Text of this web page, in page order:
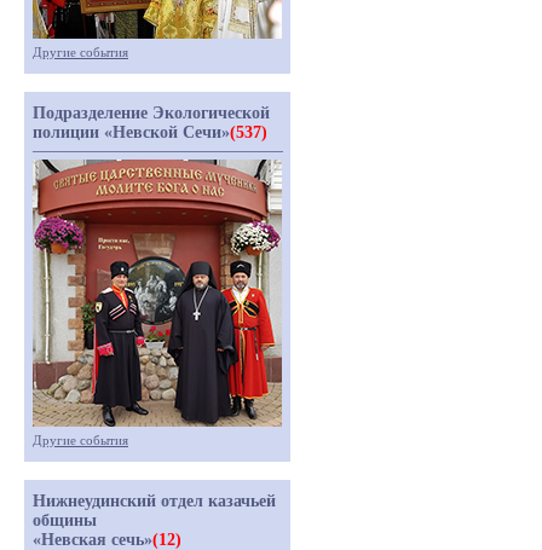
Другие события
Подразделение Экологической
полиции «Невской Сечи»(537)
Другие события
Нижнеудинский отдел казачьей
общины
«Невская сечь»(12)